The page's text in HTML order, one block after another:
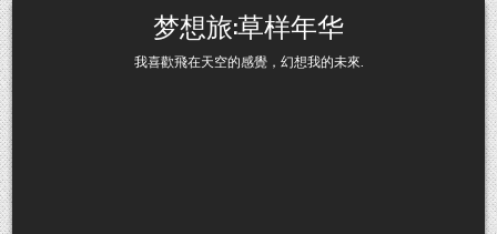
Skip to content 梦想旅:草样年华
我喜歡飛在天空的感覺，幻想我的未來.